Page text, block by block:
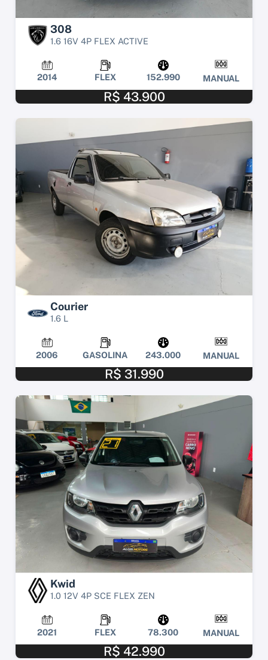
308
1.6 16V 4P FLEX ACTIVE
2014 FLEX 152.990 MANUAL
R$ 43.900
Courier
1.6 L
2006 GASOLINA 243.000 MANUAL
R$ 31.990
Kwid
1.0 12V 4P SCE FLEX ZEN
2021 FLEX 78.300 MANUAL
R$ 42.990